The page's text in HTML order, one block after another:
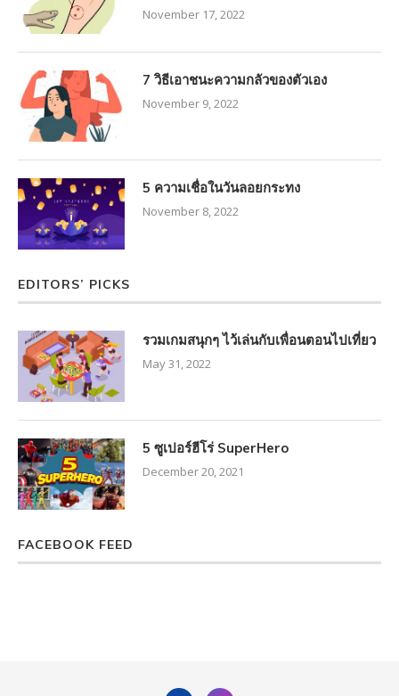
November 17, 2022
7 วิธีเอาชนะความกลัวของตัวเอง
November 9, 2022
5 ความเชื่อในวันลอยกระทง
November 8, 2022
EDITORS’ PICKS
รวมเกมสนุกๆ ไว้เล่นกับเพื่อนตอนไปเที่ยว
May 31, 2022
5 ซูเปอร์ฮีโร่ SuperHero
December 20, 2021
FACEBOOK FEED